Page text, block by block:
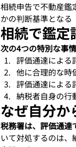
相続申告で不動産鑑
かの判断基準となる
相続で鑑定
次の4つの特別な事
評価通達による
他に合理的な時
評価通達による
納税者自身の行
なぜ自分か
税務署は、評価通達
いて対処するのは